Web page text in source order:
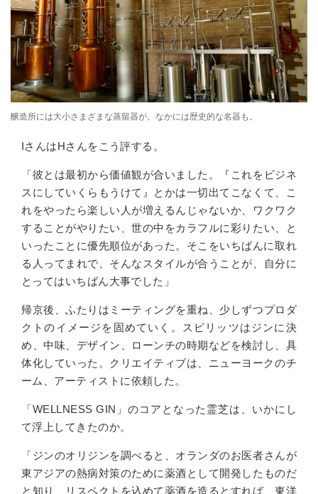
醸造所には大小さまざまな蒸留器が。なかには歴史的な名器も。
IさんはHさんをこう評する。
「彼とは最初から価値観が合いました。『これをビジネ
スにしていくらもうけて』とかは一切出てこなくて、こ
れをやったら楽しい人が増えるんじゃないか、ワクワク
することがやりたい、世の中をカラフルに彩りたい、と
いったことに優先順位があった。そこをいちばんに取れ
る人ってまれで、そんなスタイルが合うことが、自分に
とってはいちばん大事でした」
帰京後、ふたりはミーティングを重ね、少しずつプロダ
クトのイメージを固めていく。スピリッツはジンに決
め、中味、デザイン、ローンチの時期などを検討し、具
体化していった。クリエイティブは、ニューヨークのチ
ーム、アーティスト に依頼した。
「WELLNESS GIN」のコアとなった霊芝は、いかにし
て浮上してきたのか。
「ジンのオリジンを調べると、オランダのお医者さんが
東アジアの熱病対策のために薬酒として 開発したものだ
と知り
、リスペクトを込めて薬酒を造るとすれば、東洋